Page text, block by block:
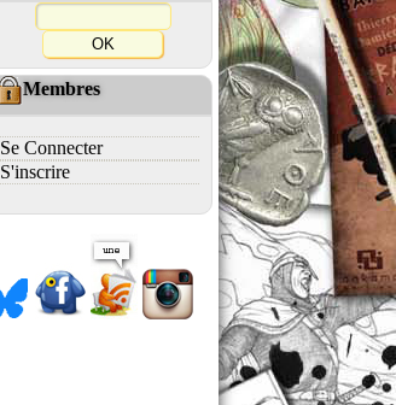
Membres
Se Connecter
S'inscrire